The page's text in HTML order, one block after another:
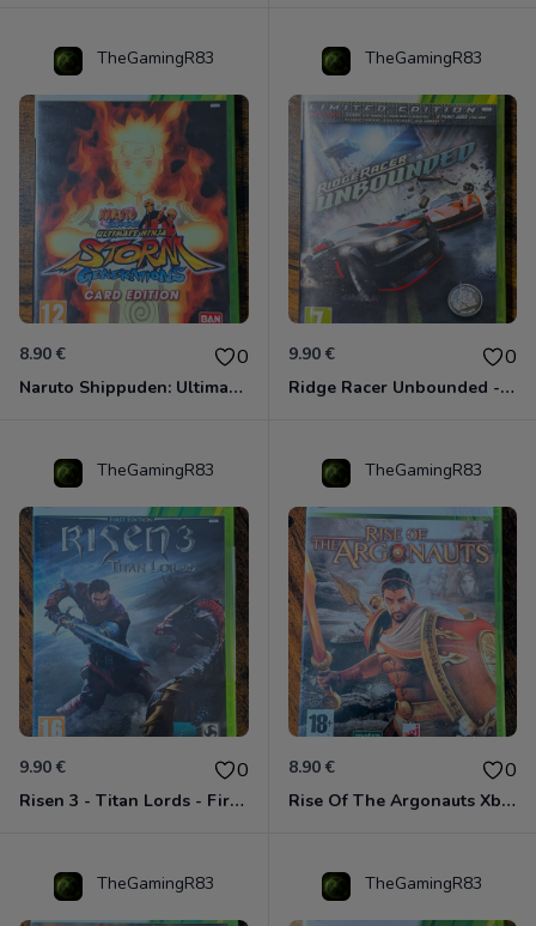
TheGamingR83
8.90 € 0
Naruto Shippuden: Ultimate Ninja Storm Generations - Card Edition Xbox 360
TheGamingR83
9.90 € 0
Ridge Racer Unbounded - Édition Limitée Xbox 360
TheGamingR83
9.90 € 0
Risen 3 - Titan Lords - First Edition Xbox 360
TheGamingR83
8.90 € 0
Rise Of The Argonauts Xbox 360
TheGamingR83 TheGamingR83